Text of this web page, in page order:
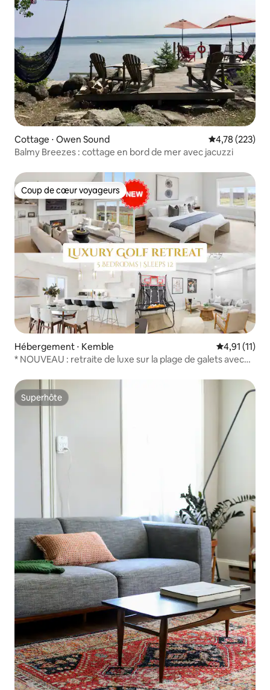
Cottage ⋅ Owen Sound Évaluation
4,78 (223)
Balmy Breezes : cottage en bord de mer avec jacuzzi
Coup de cœur voyageurs
Coup de cœur voyageurs
Hébergement ⋅ Kemble Évaluation
4,91 (11)
* NOUVEAU : retraite de luxe sur la plage de galets avec
Superhôte
Superhôte